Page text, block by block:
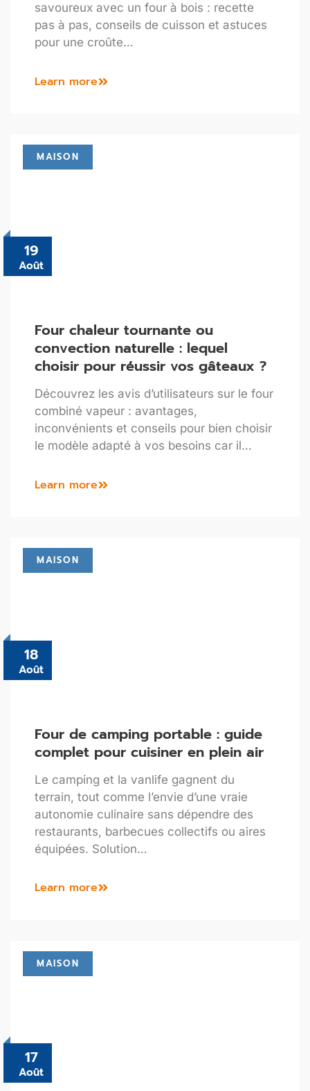
savoureux avec un four à bois : recette
pas à pas, conseils de cuisson et astuces
pour une croûte…
Learn more
19
Août
MAISON
Four chaleur tournante ou
convection naturelle : lequel
choisir pour réussir vos gâteaux ?
Découvrez les avis d’utilisateurs sur le four
combiné vapeur : avantages,
inconvénients et conseils pour bien choisir
le modèle adapté à vos besoins car il…
Learn more
18
Août
MAISON
Four de camping portable : guide
complet pour cuisiner en plein air
Le camping et la vanlife gagnent du
terrain, tout comme l’envie d’une vraie
autonomie culinaire sans dépendre des
restaurants, barbecues collectifs ou aires
équipées. Solution…
Learn more
17
Août
MAISON